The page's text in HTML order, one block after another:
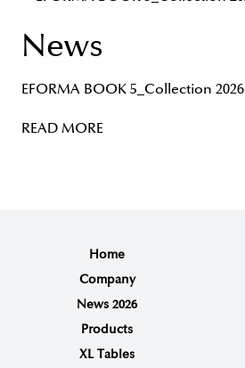
News
EFORMA BOOK 5_Collection 2026
READ MORE
Home
Company
News 2026
Products
XL Tables